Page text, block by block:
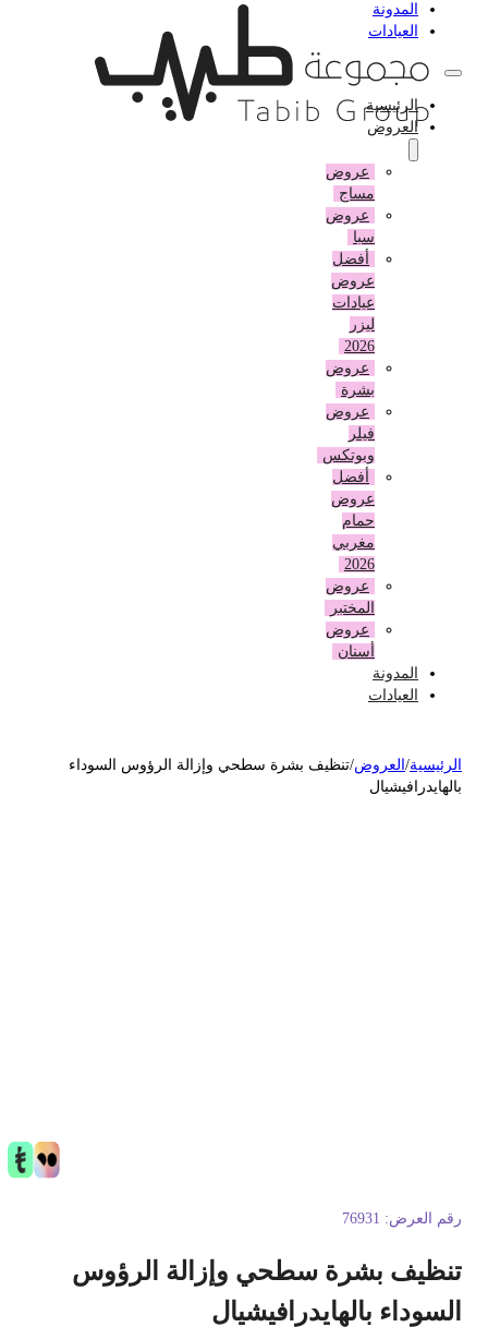
المدونة
العيادات
الرئيسية
العروض
عروض
مساج
عروض
أفضل
عروض
عيادات
عروض
بشرة
عروض
وبوتكس
أفضل
عروض
حمام
مغربي
عروض
المختبر
عروض
أسنان
المدونة
العيادات
/العروض تنظيف بشرة سطحي وإزالة الرؤوس السوداء
العرض: 76931
بشرة سطحي وإزالة الرؤوس
بالهايدرافيشيال